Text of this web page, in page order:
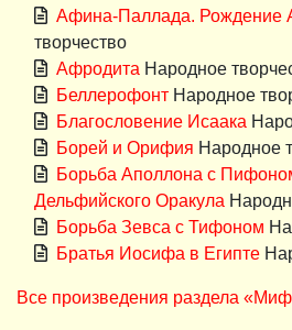
Афина-Паллада. Рождение
творчество
Афродита Народное
Беллерофонт Народное
Благословение Исаака
Борей и Орифия Народное
Борьба Аполлона с
Дельфийского Оракула
Борьба Зевса с Тифоном
Братья Иосифа в Египте
Все произведения раздела